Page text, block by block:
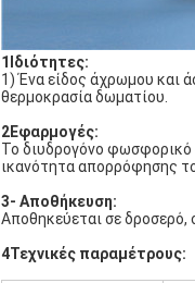
1Ιδιότητες:
1) Ένα είδος άχρωμου και
θερμοκρασία δωματίου.
2Εφαρμογές:
Το διυδρογόνο φωσφορικό
ικανότητα απορρόφησης
3- Αποθήκευση:
Αποθηκεύεται σε δροσερό,
4Τεχνικές παραμέτρους: